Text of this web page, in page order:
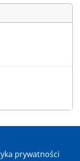
prywatności